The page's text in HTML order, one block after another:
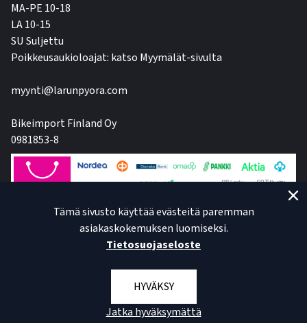
MA-PE 10-18
LA 10-15
SU Suljettu
Poikkeusaukioloajat: katso Myymälät-sivulta
myynti@larunpyora.com
Bikeimport Finland Oy
0981853-8
Tämä sivusto käyttää evästeitä paremman
asiakaskokemuksen luomiseksi.
Tietosuojaseloste
HYVÄKSY
Jatka hyväksymättä